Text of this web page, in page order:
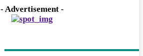
- Advertisement -